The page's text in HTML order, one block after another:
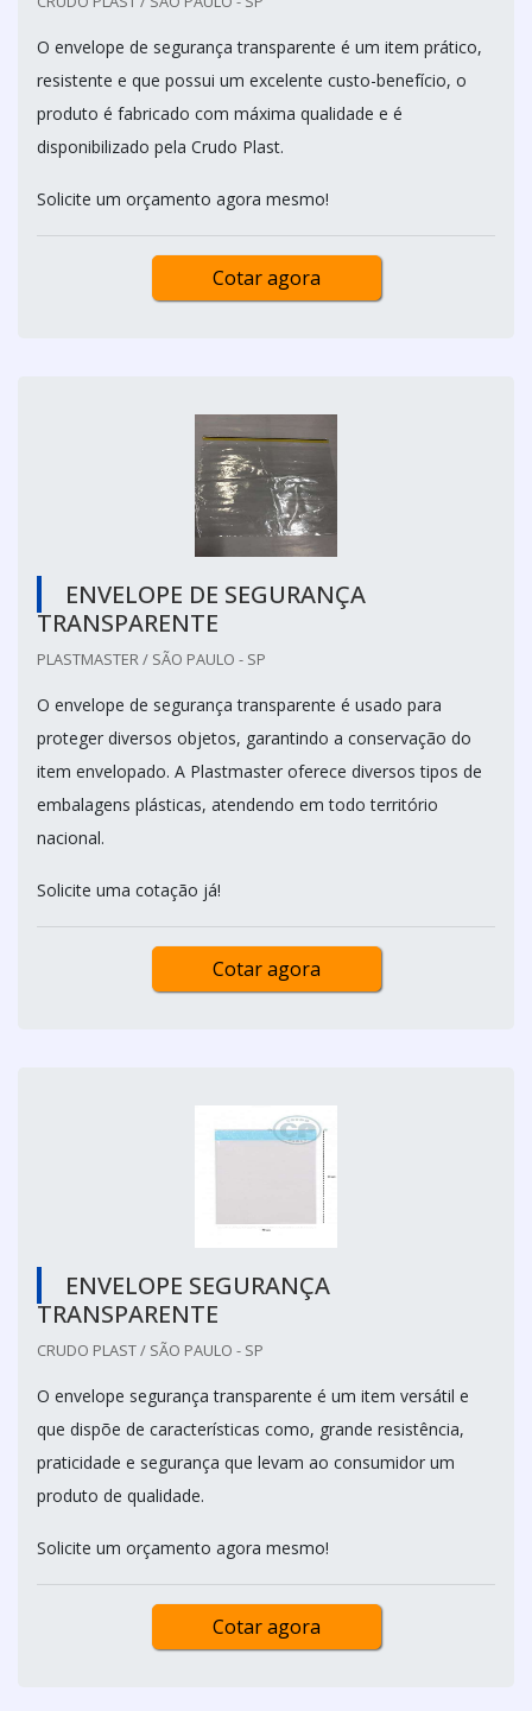
O envelope de segurança transparente é um item prático,
resistente e que possui um excelente custo-benefício, o
produto é fabricado com máxima qualidade e é
disponibilizado pela Crudo Plast.
Solicite um orçamento agora mesmo!
Cotar agora
ENVELOPE DE SEGURANÇA
TRANSPARENTE
PLASTMASTER / SÃO PAULO - SP
O envelope de segurança transparente é usado para
proteger diversos objetos, garantindo a conservação do
item envelopado. A Plastmaster oferece diversos tipos de
embalagens plásticas, atendendo em todo território
nacional.
Solicite uma cotação já!
Cotar agora
ENVELOPE SEGURANÇA
TRANSPARENTE
CRUDO PLAST / SÃO PAULO - SP
O envelope segurança transparente é um item versátil e
que dispõe de características como, grande resistência,
praticidade e segurança que levam ao consumidor um
produto de qualidade.
Solicite um orçamento agora mesmo!
Cotar agora